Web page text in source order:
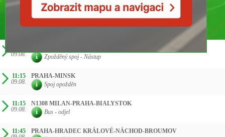
09.08.
Zpožděný spoj - Nástup
11:15
09.08.
PRAHA-MINSK
Spoj opožděn
11:15
09.08.
N1308 MILAN-PRAHA-BIALYSTOK
Bus - odjel
11:45
PRAHA-HRADEC KRÁLOVÉ-NÁCHOD-BROUMOV